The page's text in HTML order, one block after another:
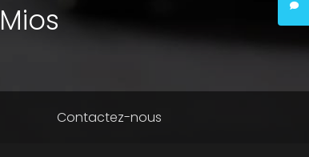
Contactez-nous